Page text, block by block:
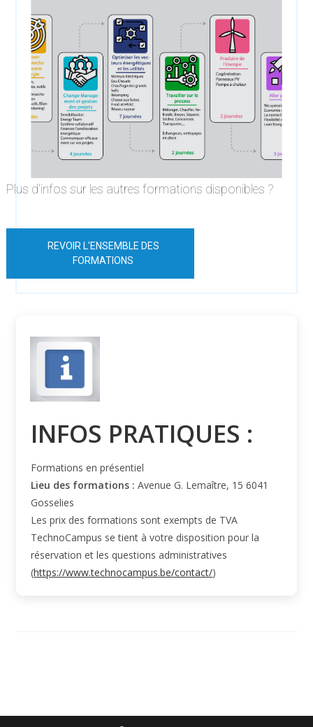
Plus d'infos sur les autres formations disponibles ?
REVOIR L'ENSEMBLE DES
FORMATIONS
INFOS PRATIQUES :
Formations en présentiel
Lieu des formations : Avenue G. Lemaître, 15 6041
Gosselies
Les prix des formations sont exempts de TVA
TechnoCampus se tient à votre disposition pour la
réservation et les questions administratives
(https://www.technocampus.be/contact/)